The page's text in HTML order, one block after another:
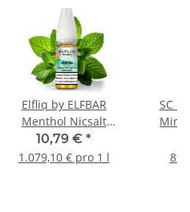
Elfliq by ELFBAR
Menthol Nicsalt
Liquid 10ml
10,79 € *
1.079,10 € pro 1 l
SC
Mint